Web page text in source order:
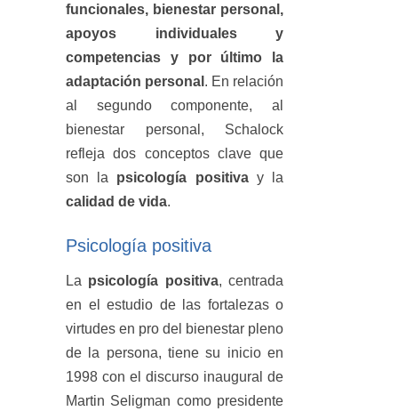
funcionales, bienestar personal,
apoyos individuales y
competencias y por último la
adaptación personal . En relación
al segundo componente, al
bienestar personal, Schalock
refleja dos conceptos clave que
son la psicología positivay la
calidad de vida.
Psicología positiva
La psicología positiva, centrada
en el estudio de las fortalezas o
virtudes en pro del bienestar pleno
de la persona, tiene su inicio en
1998 con el discurso inaugural de
Martin Seligman como presidente